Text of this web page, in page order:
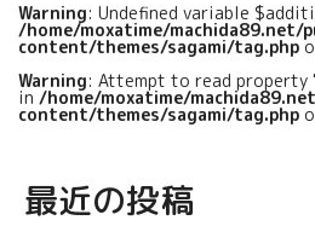
Warning: Undefined variable
/home/moxatime/machida89.net/
content/themes/sagami/tag.php
Warning: Attempt to read property
in /home/moxatime/
content/themes/sagami/tag.php
最近の投稿